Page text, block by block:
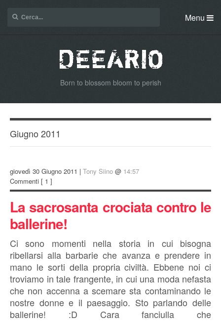
Menu
Born to blossom bloom to perish
Giugno 2011
giovedì 30 Giugno 2011 | Tony Siino @ 14:57
Commenti [ 1 ]
La sacrosanta crociata contro le
ballerine!
Ci sono momenti nella storia in cui bisogna
ribellarsi alla barbarie che avanza e prendere in
mano le sorti della propria civiltà. Ebbene noi ci
troviamo in tale frangente, in cui una moda nefasta
che non accenna a scemare sta contaminando le
nostre donne e il paesaggio. Sto parlando delle
ballerine! :D Cara fanciulla che